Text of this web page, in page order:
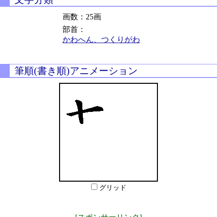
画数：25画
部首：
かわへん、つくりがわ
筆順(書き順)アニメーション
グリッド